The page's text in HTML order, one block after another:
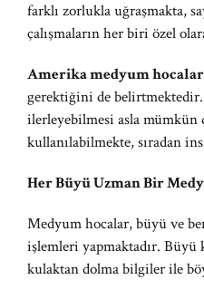
farklı zorlukla uğraşmakta,
çalışmaların her biri özel
Amerika medyum
gerektiğini de belirtmektedir.
ilerleyebilmesi asla mümkün
kullanılabilmekte, sıradan
Her Büyü Uzman Bir
Medyum hocalar, büyü ve
işlemleri yapmaktadır. Büyü
kulaktan dolma bilgiler ile